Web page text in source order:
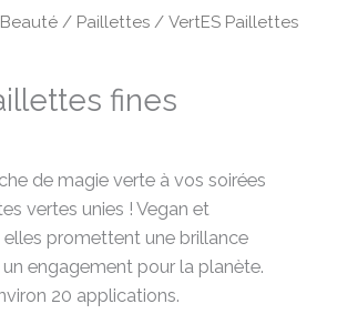
/ Paillettes / VertES Paillettes
fines
de magie verte à vos soirées
vertes unies ! Vegan et
elles promettent une brillance
engagement pour la planète.
20 applications.